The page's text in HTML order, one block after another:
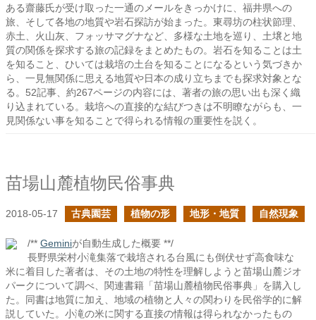
ある齋藤氏が受け取った一通のメールをきっかけに、福井県への
旅、そして各地の地質や岩石探訪が始まった。東尋坊の柱状節理、
赤土、火山灰、フォッサマグナなど、多様な土地を巡り、土壌と地
質の関係を探求する旅の記録をまとめたもの。岩石を知ることは土
を知ること、ひいては栽培の土台を知ることになるという気づきか
ら、一見無関係に思える地質や日本の成り立ちまでも探求対象とな
る。52記事、約267ページの内容には、著者の旅の思い出も深く織
り込まれている。栽培への直接的な結びつきは不明瞭ながらも、一
見関係ない事を知ることで得られる情報の重要性を説く。
苗場山麓植物民俗事典
2018-05-17 古典園芸 植物の形 地形・地質 自然現象
/** Geminiが自動生成した概要 **/
長野県栄村小滝集落で栽培される台風にも倒伏せず高食味な
米に着目した著者は、その土地の特性を理解しようと苗場山麓ジオ
パークについて調べ、関連書籍「苗場山麓植物民俗事典」を購入し
た。同書は地質に加え、地域の植物と人々の関わりを民俗学的に解
説していた。小滝の米に関する直接の情報は得られなかったもの